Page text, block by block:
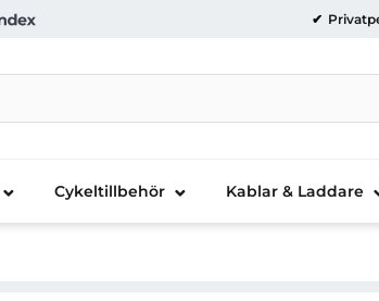
Cykeltillbehör Kablar & Laddare